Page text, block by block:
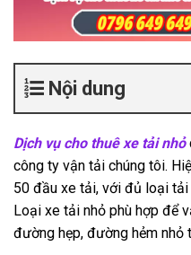
Nội dung
Dịch vụ cho thuê xe tải nhỏ
công ty vận tải chúng tôi.
50 đầu xe tải, với đủ loại
Loại xe tải nhỏ phù hợp để
đường hẹp, đường hẻm nhỏ